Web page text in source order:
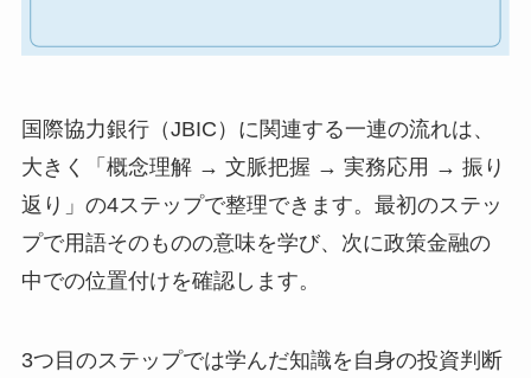
国際協力銀行（JBIC）に関連する一連の流れは、
大きく「概念理解 → 文脈把握 → 実務応用 → 振り
返り」の4ステップで整理できます。最初のステッ
プで用語そのものの意味を学び、次に政策金融の
中での位置付けを確認します。
3つ目のステップでは学んだ知識を自身の投資判断